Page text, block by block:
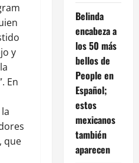
y
En
que
Belinda
encabeza a
los 50 más
bellos de
People en
Español;
estos
mexicanos
también
aparecen